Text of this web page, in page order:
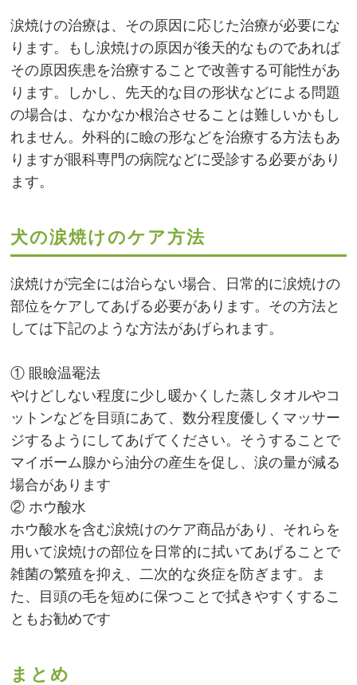
涙焼けの治療は、その原因に応じた治療が必要にな
ります。もし涙焼けの原因が後天的なものであれば
その原因疾患を治療することで改善する可能性があ
ります。しかし、先天的な目の形状などによる問題
の場合は、なかなか根治させることは難しいかもし
れません。外科的に瞼の形などを治療する方法もあ
りますが眼科専門の病院などに受診する必要があり
ます。
犬の涙焼けのケア方法
涙焼けが完全には治らない場合、日常的に涙焼けの
部位をケアしてあげる必要があります。その方法と
しては下記のような方法があげられます。
① 眼瞼温罨法
やけどしない程度に少し暖かくした蒸しタオルやコ
ットンなどを目頭にあて、数分程度優しくマッサー
ジするようにしてあげてください。そうすることで
マイボーム腺から油分の産生を促し、涙の量が減る
場合があります
② ホウ酸水
ホウ酸水を含む涙焼けのケア商品があり、それらを
用いて涙焼けの部位を日常的に拭いてあげることで
雑菌の繁殖を抑え、二次的な炎症を防ぎます。ま
た、目頭の毛を短めに保つことで拭きやすくするこ
ともお勧めです
まとめ